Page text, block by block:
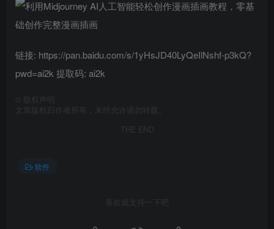
链接: https://pan.baidu.com/s/1yHsJD40LyQeIlNshf-p3kQ?
pwd=ai2k 提取码: ai2k
版权声明
文章版权归作者所有，未经允许请勿转载。
THE END
软件
喜欢就支持一下吧